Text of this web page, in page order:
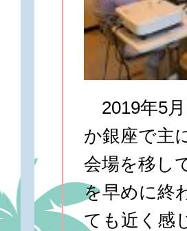
2019年5
か銀座で主
会場を移し
を早めに終
ても近く感